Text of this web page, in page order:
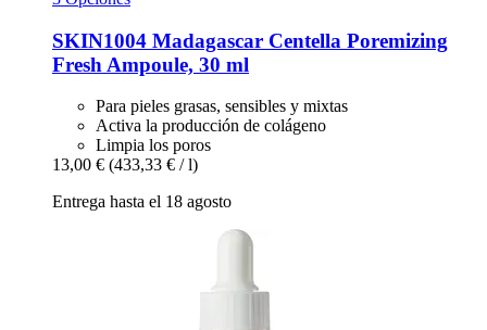
SKIN1004 Madagascar Centella Poremizing
Fresh Ampoule, 30 ml
Para pieles grasas, sensibles y mixtas
Activa la producción de colágeno
Limpia los poros
13,00 € (433,33 € / l)
Entrega hasta el 18 agosto